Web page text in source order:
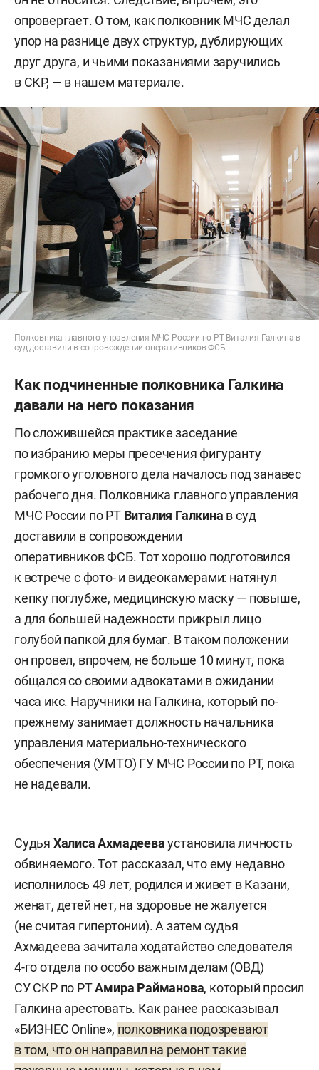
опровергает. О том, как полковник МЧС делал
упор на разнице двух структур, дублирующих
друг друга, и чьими показаниями заручились
в СКР, — в нашем материале.
Полковника главного управления МЧС России по РТ Виталия Галкина в
суд доставили в сопровождении оперативников ФСБ
Как подчиненные полковника Галкина
давали на него показания
По сложившейся практике заседание
по избранию меры пресечения фигуранту
громкого уголовного дела началось под занавес
рабочего дня. Полковника главного управления
МЧС России по РТ Виталия Галкина в суд
доставили в сопровождении
оперативников ФСБ. Тот хорошо подготовился
к встрече с фото- и видеокамерами: натянул
кепку поглубже, медицинскую маску — повыше,
а для большей надежности прикрыл лицо
голубой папкой для бумаг. В таком положении
он провел, впрочем, не больше 10 минут, пока
общался со своими адвокатами в ожидании
часа икс. Наручники на Галкина, который по-
прежнему занимает должность начальника
управления материально-технического
обеспечения (УМТО) ГУ МЧС России по РТ, пока
не надевали.
Судья Халиса Ахмадееваустановила личность
обвиняемого. Тот рассказал, что ему недавно
исполнилось 49 лет, родился и живет в Казани,
женат, детей нет, на здоровье не жалуется
(не считая гипертонии). А затем судья
Ахмадеева зачитала ходатайство следователя
4-го отдела по особо важным делам (ОВД)
СУ СКР по РТАмира Райманова, который просил
Галкина арестовать. Как ранее рассказывал
«БИЗНЕС Online», полковника подозревают
в том, что он направил на ремонт такие